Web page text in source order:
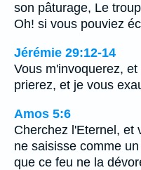
son pâturage, Le
Oh! si vous pouviez
Jérémie 29:12-14
Vous m'invoquerez,
prierez, et je vous
Amos 5:6
Cherchez l'Eternel, et
ne saisisse comme
que ce feu ne la